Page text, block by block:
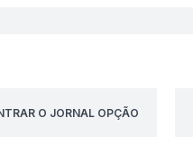
O JORNAL OPÇÃO